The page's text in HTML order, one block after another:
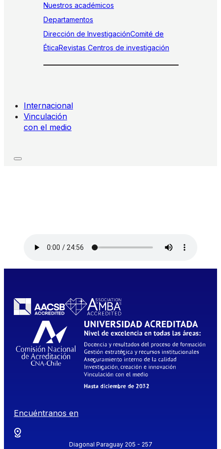
Nuestros académicos
Departamentos
Dirección de InvestigaciónComité de
ÉticaRevistas Centros de investigación
Internacional
Vinculación
con el medio
Encuéntranos en
Diagonal Paraguay 205 - 257